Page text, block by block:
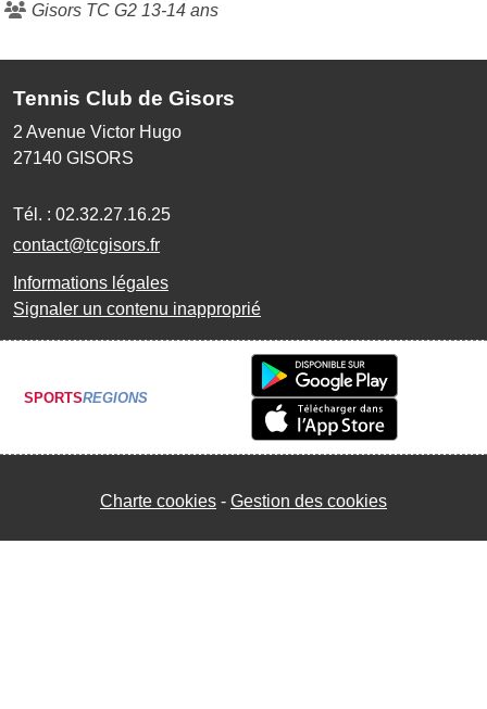
Gisors TC G2 13-14 ans
Tennis Club de Gisors
2 Avenue Victor Hugo
27140 GISORS
Tél. : 02.32.27.16.25
contact@tcgisors.fr
Informations légales
Signaler un contenu inapproprié
SPORTSREGIONS
Charte cookies Gestion des cookies